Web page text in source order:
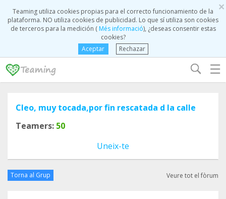
×
Teaming utiliza cookies propias para el correcto funcionamiento de la
plataforma. NO utiliza cookies de publicidad. Lo que sí utiliza son cookies
de terceros para la medición (Més informació), ¿deseas consentir estas
cookies?
Aceptar
Rechazar
☰
Cleo, muy tocada,por fin rescatada d la calle
Teamers: 50
Uneix-te
Torna al Grup Veure tot el fòrum